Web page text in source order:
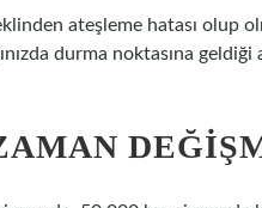
ateşleme hatası olup
durma noktasına